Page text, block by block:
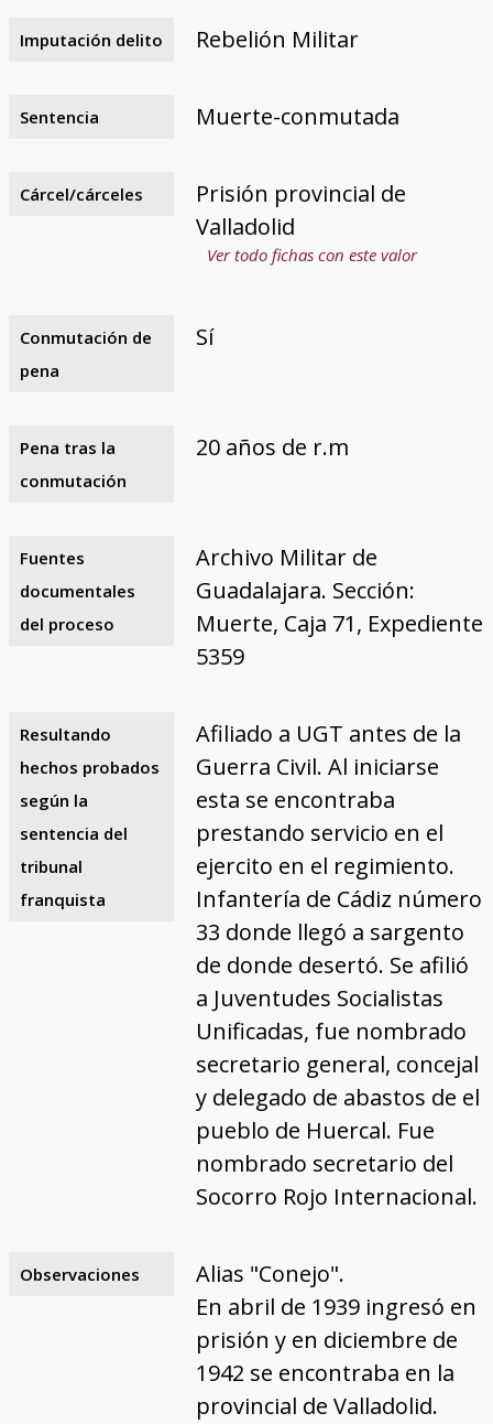
Imputación delito Rebelión Militar
Sentencia Muerte-conmutada
Cárcel/cárceles
Prisión provincial de
Valladolid
Ver todo fichas con este valor
Conmutación de
pena
Sí
Pena tras la
conmutación
20 años de r.m
Fuentes
documentales
del proceso
Archivo Militar de
Guadalajara. Sección:
Muerte, Caja 71, Expediente
5359
Resultando
hechos probados
según la
sentencia del
tribunal
franquista
Afiliado a UGT antes de la
Guerra Civil. Al iniciarse
esta se encontraba
prestando servicio en el
ejercito en el regimiento.
Infantería de Cádiz número
33 donde llegó a sargento
de donde desertó. Se afilió
a Juventudes Socialistas
Unificadas, fue nombrado
secretario general, concejal
y delegado de abastos de el
pueblo de Huercal. Fue
nombrado secretario del
Socorro Rojo Internacional.
Observaciones
Alias "Conejo".
En abril de 1939 ingresó en
prisión y en diciembre de
1942 se encontraba en la
provincial de Valladolid.